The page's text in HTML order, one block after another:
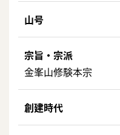
山号
宗旨・宗派
金峯山修験本宗
創建時代